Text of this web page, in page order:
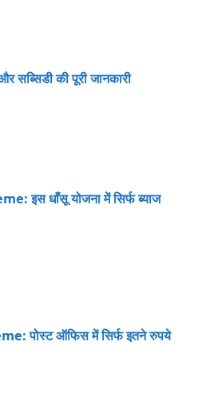
सब्सिडी की पूरी जानकारी
इस धाँसू योजना में सिर्फ ब्याज
पोस्ट ऑफिस में सिर्फ इतने रुपये